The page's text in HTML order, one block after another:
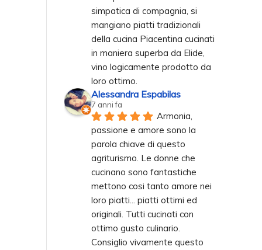
simpatica di compagnia, si
mangiano piatti tradizionali
della cucina Piacentina cucinati
in maniera superba da Elide,
vino logicamente prodotto da
loro ottimo.
Alessandra Espabilas
7 anni fa
Armonia,
passione e amore sono la
parola chiave di questo
agriturismo. Le donne che
cucinano sono fantastiche
mettono cosi tanto amore nei
loro piatti... piatti ottimi ed
originali. Tutti cucinati con
ottimo gusto culinario.
Consiglio vivamente questo